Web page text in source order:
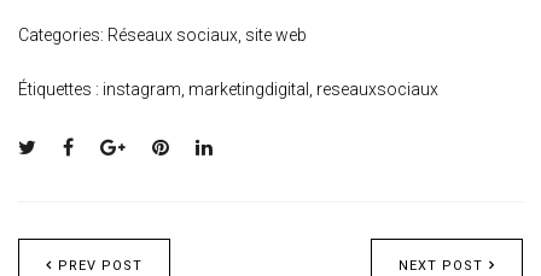
Categories: Réseaux sociaux, site web
Étiquettes : instagram, marketingdigital , reseauxsociaux
NEXT POST
PREV POST